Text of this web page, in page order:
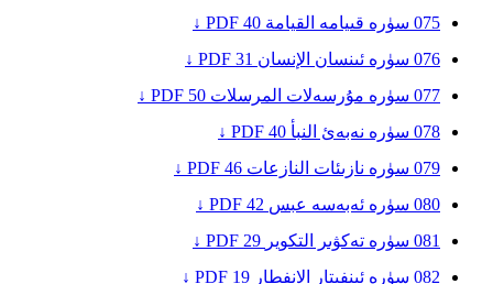
075 سۈرە قىيامە القيامة 40
PDF ↓
076 سۈرە ئىنسان الإنسان 31
PDF ↓
077 سۈرە مۇرسەلات المرسلات 50
PDF ↓
078 سۈرە نەبەئ النبأ 40
PDF ↓
079 سۈرە نازىئات النازعات 46
PDF ↓
080 سۈرە ئەبەسە عبس 42
PDF ↓
081 سۈرە تەكۋىر التكوير 29
PDF ↓
082 سۈرە ئىنفىتار الانفطار 19
PDF ↓